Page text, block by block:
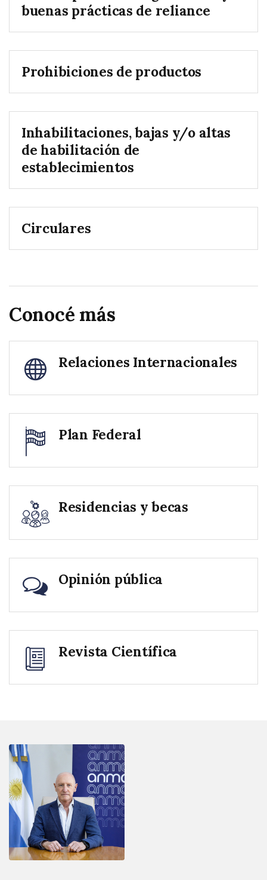
buenas prácticas de reliance
Prohibiciones de productos
Inhabilitaciones, bajas y/o altas
de habilitación de
establecimientos
Circulares
Conocé más
Relaciones Internacionales
Plan Federal
Residencias y becas
Opinión pública
Revista Científica